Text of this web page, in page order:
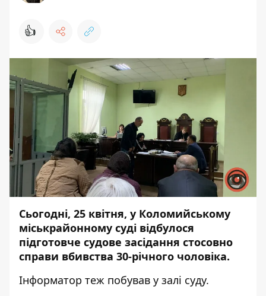
👍
Сьогодні, 25 квітня, у Коломийському
міськрайонному суді відбулося
підготовче судове засідання стосовно
справи вбивства 30-річного чоловіка.
Інформатор теж побував у залі суду.